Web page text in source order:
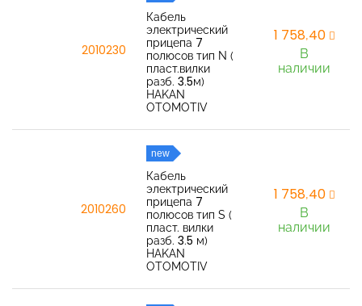
2010230
Кабель
электрический
прицепа 7
полюсов тип N (
пласт.вилки
разб. 3.5м)
HAKAN
OTOMOTIV
1 758,40
В
наличии
2010260
new
Кабель
электрический
прицепа 7
полюсов тип S (
пласт. вилки
разб. 3.5 м)
HAKAN
OTOMOTIV
1 758,40
В
наличии